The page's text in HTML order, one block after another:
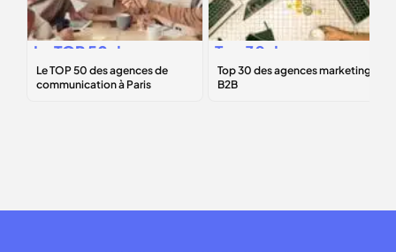
Le TOP 50 des
agences de
communication à
Top 30 des
agences
marketing B2B